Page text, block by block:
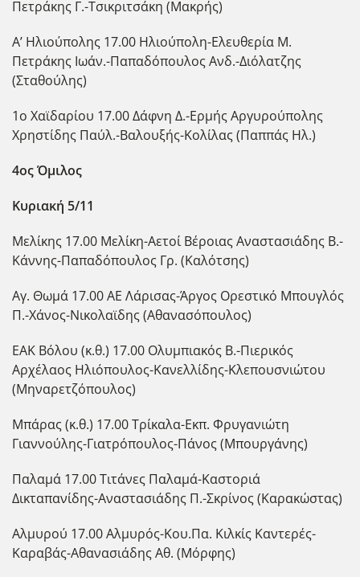
Πετράκης Γ.-Τσικριτσάκη (Μακρής)
Α’ Ηλιούπολης 17.00 Ηλιούπολη-Ελευθερία Μ.
Πετράκης Ιωάν.-Παπαδόπουλος Ανδ.-Διόλατζης
(Σταθούλης)
1ο Χαϊδαρίου 17.00 Δάφνη Δ.-Ερμής Αργυρούπολης
Χρηστίδης Παύλ.-Βαλουξής-Κολίλας (Παππάς Ηλ.)
4ος Όμιλος
Κυριακή 5/11
Μελίκης 17.00 Μελίκη-Αετοί Βέροιας Αναστασιάδης Β.-
Κάννης-Παπαδόπουλος Γρ. (Καλότσης)
Αγ. Θωμά 17.00 ΑΕ Λάρισας-Άργος Ορεστικό Μπουγλός
Π.-Χάνος-Νικολαϊδης (Αθανασόπουλος)
ΕΑΚ Βόλου (κ.θ.) 17.00 Ολυμπιακός Β.-Πιερικός
Αρχέλαος Ηλιόπουλος-Κανελλίδης-Κλεπουσνιώτου
(Μηναρετζόπουλος)
Μπάρας (κ.θ.) 17.00 Τρίκαλα-Εκπ. Φρυγανιώτη
Γιαννούλης-Γιατρόπουλος-Πάνος (Μπουργάνης)
Παλαμά 17.00 Τιτάνες Παλαμά-Καστοριά
Δικταπανίδης-Αναστασιάδης Π.-Σκρίνος (Καρακώστας)
Αλμυρού 17.00 Αλμυρός-Κου.Πα. Κιλκίς Καντερές-
Καραβάς-Αθανασιάδης Αθ. (Μόρφης)